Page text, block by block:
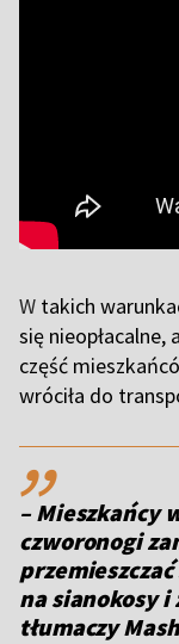
W takich
się
część
wróciła do
,,
– Mieszkańcy
czworonogi
na sianokosy i
tłumaczy